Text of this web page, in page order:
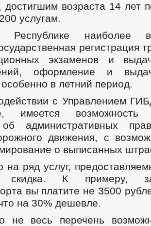
достигшим возраста 14 лет
услугам.
наиболее
регистрация
экзаменов и
оформление и
в летний период.
с Управлением
имеется возможность
административных
движения, с
о выписанных
на ряд услуг,
скидка. К примеру,
вы платите не 3500
на 30% дешевле.
не весь перечень